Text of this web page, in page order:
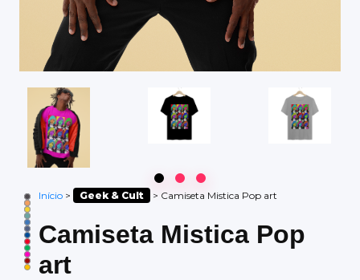
Início > Geek & Cult > Camiseta Mistica Pop art
Camiseta Mistica Pop
art